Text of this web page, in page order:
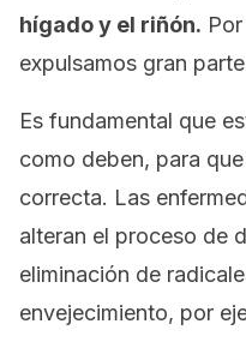
hígado y el riñón.
expulsamos gran
Es fundamental que
como deben, para
correcta. Las
alteran el proceso de
eliminación de
envejecimiento, por